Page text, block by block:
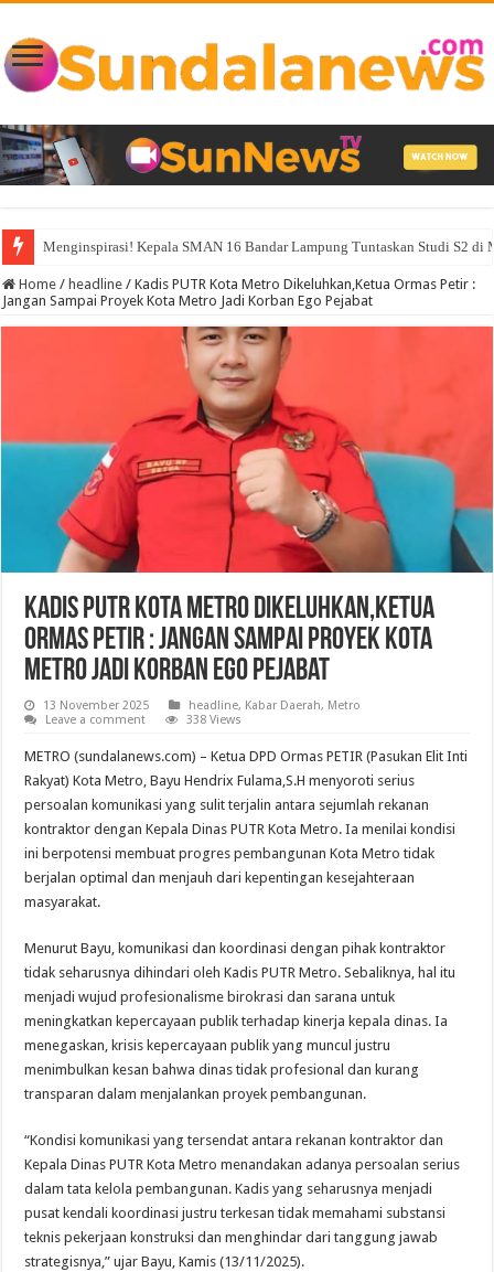
Menginspirasi! Kepala SMAN 16 Bandar Lampung Tuntaskan Studi S2 di
Home / headline / Kadis PUTR Kota Metro Dikeluhkan,Ketua Ormas Petir :
Jangan Sampai Proyek Kota Metro Jadi Korban Ego Pejabat
Kadis PUTR Kota Metro Dikeluhkan,Ketua
Ormas Petir : Jangan Sampai Proyek Kota
Metro Jadi Korban Ego Pejabat
13 November 2025 headline, Kabar Daerah, Metro
Leave a comment
338 Views
METRO (sundalanews.com) – Ketua DPD Ormas PETIR (Pasukan Elit Inti
Rakyat) Kota Metro, Bayu Hendrix Fulama,S.H menyoroti serius
persoalan komunikasi yang sulit terjalin antara sejumlah rekanan
kontraktor dengan Kepala Dinas PUTR Kota Metro. Ia menilai kondisi
ini berpotensi membuat progres pembangunan Kota Metro tidak
berjalan optimal dan menjauh dari kepentingan kesejahteraan
masyarakat.
Menurut Bayu, komunikasi dan koordinasi dengan pihak kontraktor
tidak seharusnya dihindari oleh Kadis PUTR Metro. Sebaliknya, hal itu
menjadi wujud profesionalisme birokrasi dan sarana untuk
meningkatkan kepercayaan publik terhadap kinerja kepala dinas. Ia
menegaskan, krisis kepercayaan publik yang muncul justru
menimbulkan kesan bahwa dinas tidak profesional dan kurang
transparan dalam menjalankan proyek pembangunan.
“Kondisi komunikasi yang tersendat antara rekanan kontraktor dan
Kepala Dinas PUTR Kota Metro menandakan adanya persoalan serius
dalam tata kelola pembangunan. Kadis yang seharusnya menjadi
pusat kendali koordinasi justru terkesan tidak memahami substansi
teknis pekerjaan konstruksi dan menghindar dari tanggung jawab
strategisnya,” ujar Bayu, Kamis (13/11/2025).